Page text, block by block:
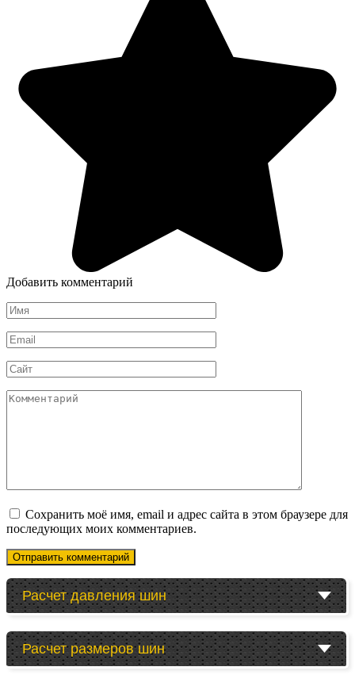
Добавить комментарий
Имя
*
Email
*
Сайт
Комментарий
Сохранить моё имя, email и адрес сайта в этом браузере для
последующих моих комментариев.
Расчет давления шин
Расчет размеров шин